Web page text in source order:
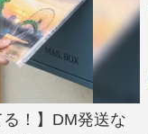
る！】DM発送な